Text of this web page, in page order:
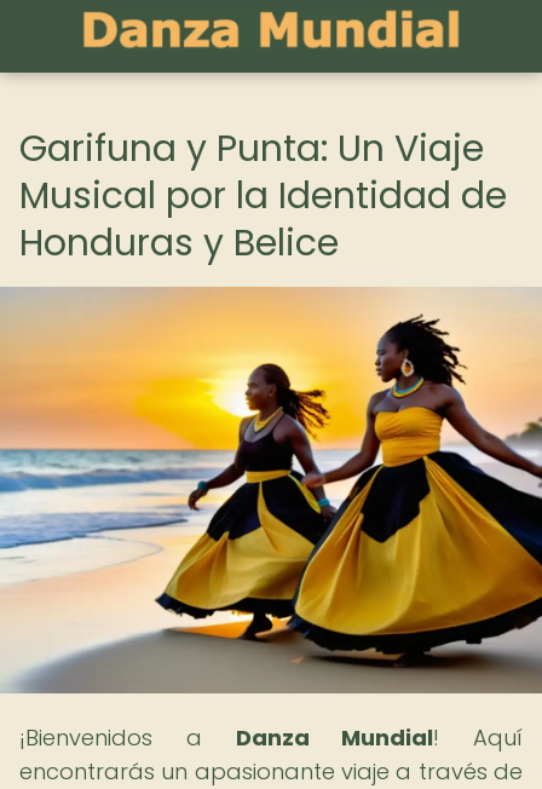
Garifuna y Punta: Un Viaje
Musical por la Identidad de
Honduras y Belice
¡Bienvenidos a Danza Mundial! Aquí
encontrarás un apasionante viaje a través de